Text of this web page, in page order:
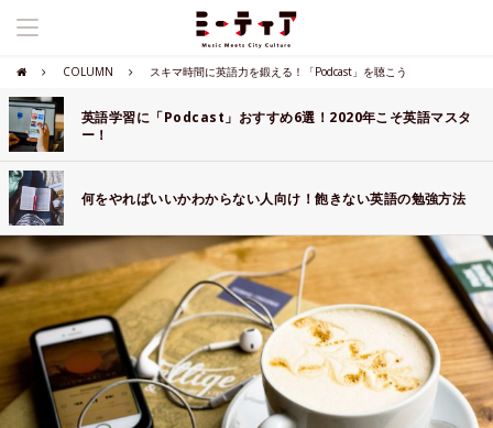
COLUMN スキマ時間に英語力を鍛える！「Podcast」を聴こう
英語学習に「Podcast」おすすめ6選！2020年こそ英語マスタ
ー！
何をやればいいかわからない人向け！飽きない英語の勉強方法